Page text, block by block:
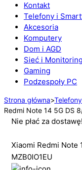
Kontakt
Telefony i
Akcesoria
Komputery
Dom i AGD
Sieć i Monitoring
Gaming
Podzespoły PC
Strona główna>
Redmi Note 14 5G DS
Nie płać za dostawę!
Xiaomi Redmi Note
MZB0IO1EU